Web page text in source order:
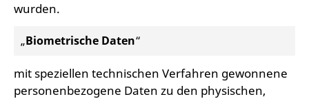
wurden.
„Biometrische Daten“
mit speziellen technischen Verfahren gewonnene
personenbezogene Daten zu den physischen,